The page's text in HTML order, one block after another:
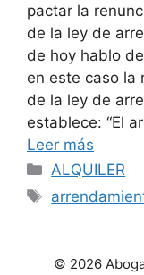
pactar la
de la ley de
de hoy hablo
en este caso la
de la ley de
establece: “El
Leer más
Categorías
ALQUILER
Etiquetas
© 2026